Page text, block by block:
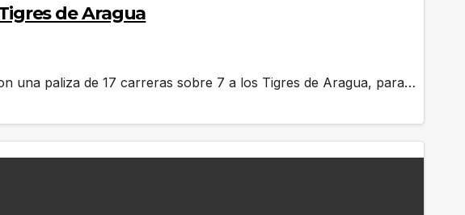
de Aragua
una paliza de 17 carreras sobre 7 a los Tigres de Aragua, para…